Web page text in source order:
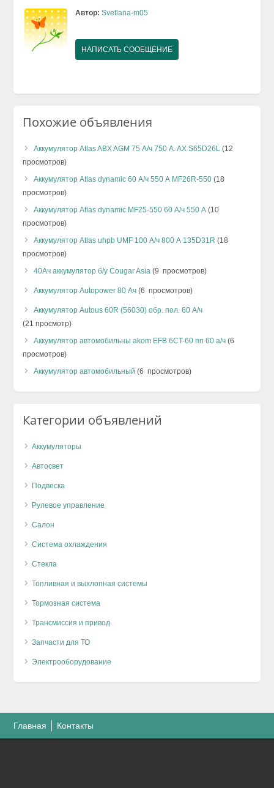
Автор: Svetlana-m05
НАПИСАТЬ СООБЩЕНИЕ
Похожие объявления
Аккумулятор Atlas ABX AGM 75 А/ч 750 A. AX S65D26L (12
просмотров)
Аккумулятор Аtlas dynamic 60 А/ч 550 А MF26R-550 (18
просмотров)
Аккумулятор Аtlas dynamic MF25-550 60 А/ч 550 А (10
просмотров)
Аккумулятор Аtlas uhpb UMF 100 А/ч 800 А 135D31R (18
просмотров)
40Ач аккумулятор б/у Cougar Asia (9 просмотров)
Аккумулятор Autopower 80 Ач (6 просмотров)
Аккумулятор Autous 60R (56030) обр. пол. 60 А/ч
(21 просмотр)
Аккумулятор автомобильны akom EFB 6CT-60 пп 60 а/ч (6
просмотров)
Аккумулятор автомобильный (6 просмотров)
Категории объявлений
Аккумуляторы
Автосвет
Подвеска
Рулевое управление
Салон
Система охлаждения
Стекла
Топливная и выхлопная системы
Тормозная система
Трансмиссия и привод
Запчасти для ТО
Электрооборудование
Главная Контакты